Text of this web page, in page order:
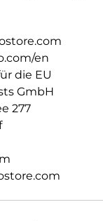
20 m
150 strenge Tests,
nach IP68 bis zu
und
en
die EU
GmbH
277